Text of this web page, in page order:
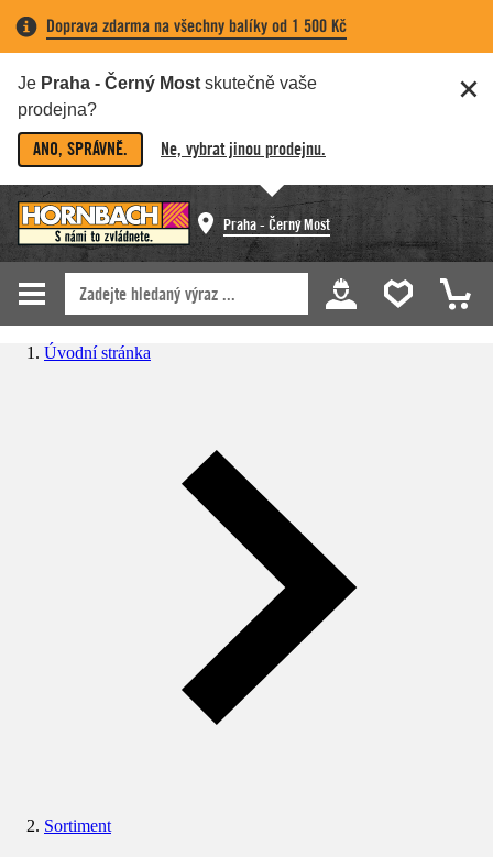
Doprava zdarma na všechny balíky od 1 500 Kč
Je Praha - Černý Most skutečně vaše
prodejna?
ANO, SPRÁVNĚ. Ne, vybrat jinou prodejnu.
Praha - Černý Most
Úvodní stránka
Sortiment